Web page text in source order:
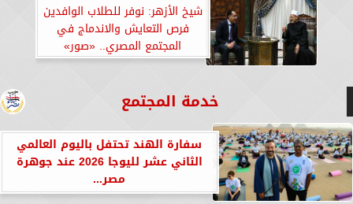
شيخ الأزهر: نوفر للطلاب الوافدين
فرص التعايش والاندماج في
المجتمع المصري.. «صور»
خدمة المجتمع
سفارة الهند تحتفل باليوم العالمي
الثاني عشر لليوجا 2026 عند جوهرة
مصر...